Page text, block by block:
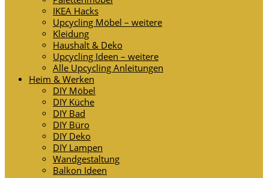
IKEA Hacks
Upcycling Möbel – weitere
Kleidung
Haushalt & Deko
Upcycling Ideen – weitere
Alle Upcycling Anleitungen
Heim & Werken
DIY Möbel
DIY Küche
DIY Bad
DIY Büro
DIY Deko
DIY Lampen
Wandgestaltung
Balkon Ideen